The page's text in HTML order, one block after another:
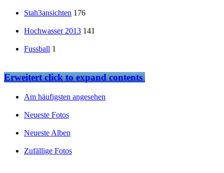
Stah3ansichten 176
Hochwasser 2013 141
Fussball 1
Erweitertclick to expand contents
Am häufigsten angesehen
Neueste Fotos
Neueste Alben
Zufällige Fotos